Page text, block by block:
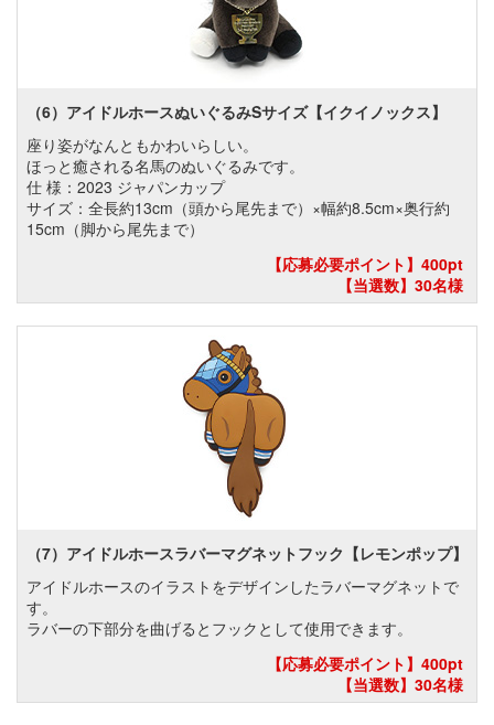
（6）アイドルホースぬいぐるみSサイズ【イクイノックス】
座り姿がなんともかわいらしい。
ほっと癒される名馬のぬいぐるみです。
仕 様：2023 ジャパンカップ
サイズ：全長約13cm（頭から尾先まで）×幅約8.5cm×奥行約
15cm（脚から尾先まで）
【応募必要ポイント】400pt
【当選数】30名様
（7）アイドルホースラバーマグネットフック【レモンポップ】
アイドルホースのイラストをデザインしたラバーマグネットで
す。
ラバーの下部分を曲げるとフックとして使用できます。
【応募必要ポイント】400pt
【当選数】30名様